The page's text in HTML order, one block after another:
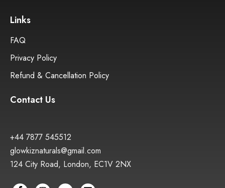
Links
FAQ
Privacy Policy
Refund & Cancellation Policy
Contact Us
+44 7877 545512
glowkiznaturals@gmail.com
124 City Road, London, EC1V 2NX